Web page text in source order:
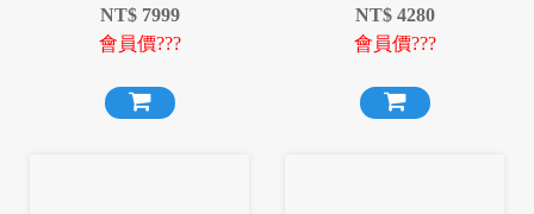
NT$ 7999
會員價???
帳篷 輕量化
NT$ 4280
會員價???